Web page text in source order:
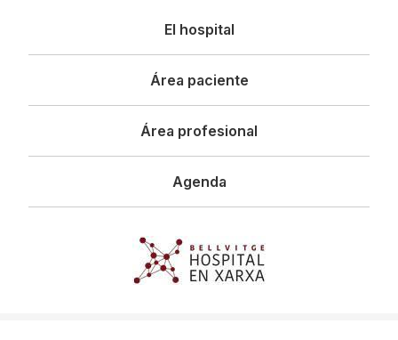
principal
El hospital
Área paciente
Área profesional
Agenda